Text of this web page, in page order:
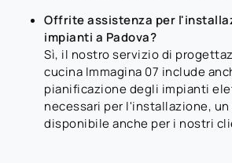
Offrite assistenza per
impianti a Padova?
Sì, il nostro servizio di
cucina Immagina 07 include
pianificazione degli impianti
necessari per l'installazione,
disponibile anche per i nostri